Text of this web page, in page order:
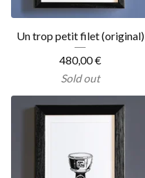
Un trop petit filet (original)
480,00€
Sold out